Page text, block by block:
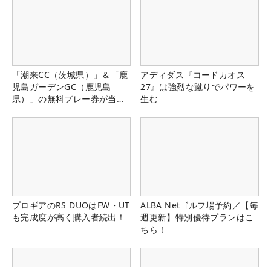
「潮来CC（茨城県）」＆「鹿
児島ガーデンGC（鹿児島
県）」の無料プレー券が当た
アディダス『コードカオス
27』は強烈な蹴りでパワーを
生む
プロギアのRS DUOはFW・UT
も完成度が高く購入者続出！
ALBA Netゴルフ場予約／【毎
週更新】特別優待プランはこ
ちら！